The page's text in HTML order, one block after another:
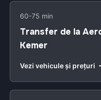
60-75 min
Transfer de la
Kemer
Vezi vehicule și prețuri